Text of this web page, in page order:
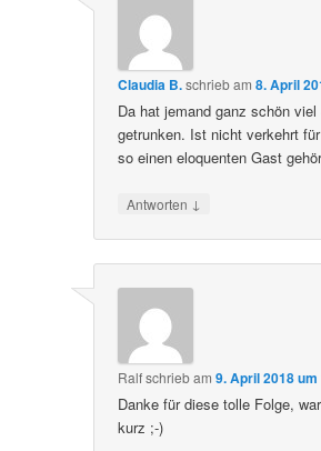
Claudia B.schriebam8. April
Da hat jemand ganz schön
getrunken. Ist nicht verkehrt
so einen eloquenten Gast
Antworten ↓
Ralfschriebam9. April 2018
Danke für diese tolle Folge,
kurz ;-)